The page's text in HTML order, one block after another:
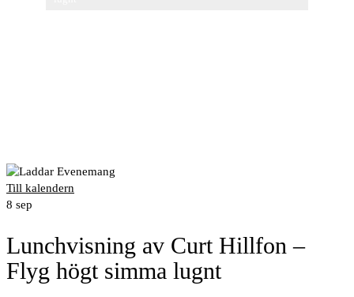
Till kalendern
8 sep
Lunchvisning av Curt Hillfon –
Flyg högt simma lugnt